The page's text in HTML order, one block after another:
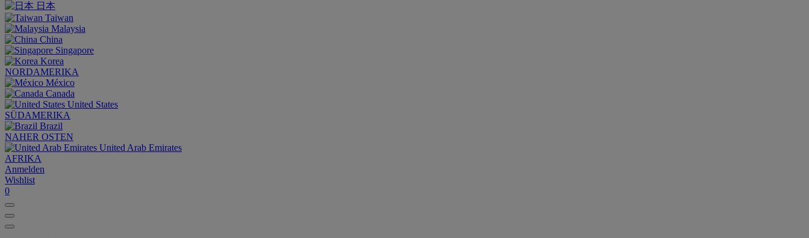
日本
Taiwan
Malaysia
China
Singapore
Korea
NORDAMERIKA
México
Canada
United States
SÜDAMERIKA
Brazil
NAHER OSTEN
United Arab Emirates
AFRIKA
Anmelden
Wishlist
0